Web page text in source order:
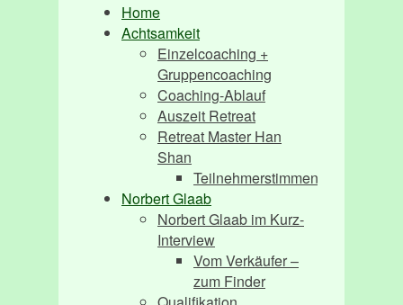
Home
Achtsamkeit
Einzelcoaching +
Gruppencoaching
Coaching-Ablauf
Auszeit Retreat
Retreat Master Han
Shan
Teilnehmerstimmen
Norbert Glaab
Norbert Glaab im Kurz-
Interview
Vom Verkäufer –
zum Finder